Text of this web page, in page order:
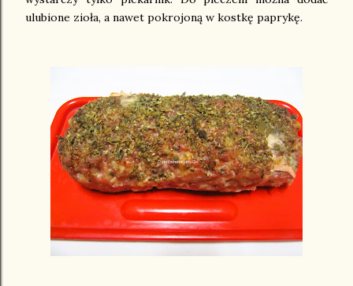
ulubione zioła, a nawet pokrojoną w kostkę paprykę.